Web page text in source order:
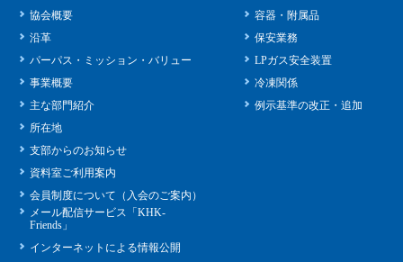
協会概要
沿革
パーパス・ミッション・バリュー
事業概要
主な部門紹介
所在地
支部からのお知らせ
資料室ご利用案内
会員制度について（入会のご案内）
メール配信サービス「KHK-
Friends」
インターネットによる情報公開
容器・附属品
保安業務
LPガス安全装置
冷凍関係
例示基準の改正・追加